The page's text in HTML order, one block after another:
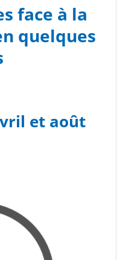
face à la
quelques
et août